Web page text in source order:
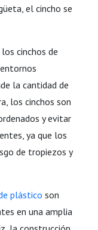
el cincho se
cinchos de
la cantidad de
los cinchos son
y evitar
ya que los
de tropiezos y
plástico son
en una amplia